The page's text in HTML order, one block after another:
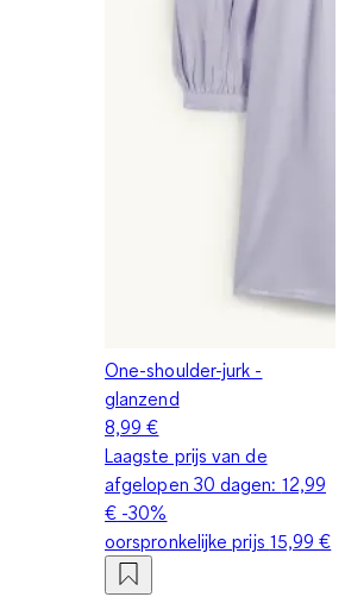
One-shoulder-jurk -
glanzend
8,99 €
Laagste prijs van de
afgelopen 30 dagen: 12,99
€ -30%
oorspronkelijke prijs 15,99 €